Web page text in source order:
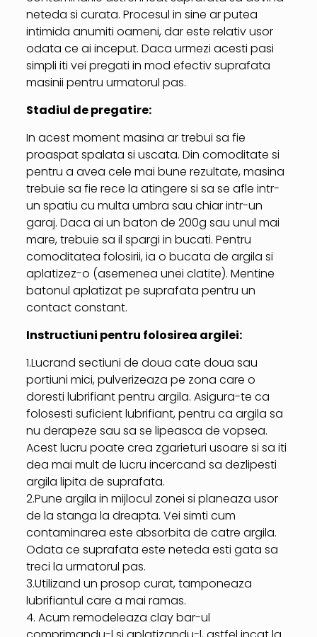
neteda si curata. Procesul in sine ar putea
intimida anumiti oameni, dar este relativ usor
odata ce ai inceput. Daca urmezi acesti pasi
simpli iti vei pregati in mod efectiv suprafata
masinii pentru urmatorul pas.
Stadiul de pregatire:
In acest moment masina ar trebui sa fie
proaspat spalata si uscata. Din comoditate si
pentru a avea cele mai bune rezultate, masina
trebuie sa fie rece la atingere si sa se afle intr-
un spatiu cu multa umbra sau chiar intr-un
garaj. Daca ai un baton de 200g sau unul mai
mare, trebuie sa il spargi in bucati. Pentru
comoditatea folosirii, ia o bucata de argila si
aplatizez-o (asemenea unei clatite). Mentine
batonul aplatizat pe suprafata pentru un
contact constant.
Instructiuni pentru folosirea argilei:
1.Lucrand sectiuni de doua cate doua sau
portiuni mici, pulverizeaza pe zona care o
doresti lubrifiant pentru argila. Asigura-te ca
folosesti suficient lubrifiant, pentru ca argila sa
nu derapeze sau sa se lipeasca de vopsea.
Acest lucru poate crea zgarieturi usoare si sa iti
dea mai mult de lucru incercand sa dezlipesti
argila lipita de suprafata.
2.Pune argila in mijlocul zonei si planeaza usor
de la stanga la dreapta. Vei simti cum
contaminarea este absorbita de catre argila.
Odata ce suprafata este neteda esti gata sa
treci la urmatorul pas.
3.Utilizand un prosop curat, tamponeaza
lubrifiantul care a mai ramas.
4. Acum remodeleaza clay bar-ul